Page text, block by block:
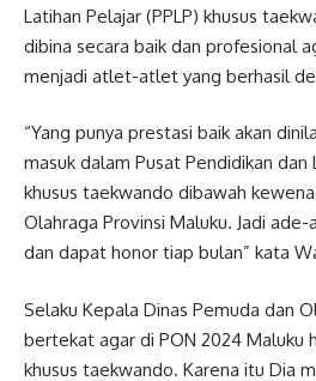
Latihan Pelajar (PPLP) khusus
dibina secara baik dan profesional
menjadi atlet-atlet yang berhasil
“Yang punya prestasi baik akan
masuk dalam Pusat Pendidikan dan
khusus taekwando dibawah
Olahraga Provinsi Maluku. Jadi
dan dapat honor tiap bulan” kata
Selaku Kepala Dinas Pemuda dan
bertekat agar di PON 2024 Maluku
khusus taekwando. Karena itu Dia